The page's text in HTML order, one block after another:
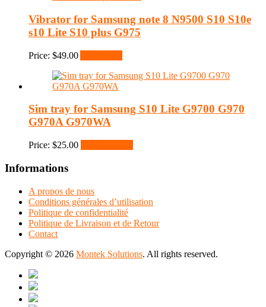
Vibrator for Samsung note 8 N9500 S10 S10e
s10 Lite S10 plus G975
Price: $49.00
Sim tray for Samsung S10 Lite G9700 G970
G970A G970WA
Price: $25.00
Informations
A propos de nous
Conditions générales d’utilisation
Politique de confidentialité
Politique de Livraison et de Retour
Contact
Copyright © 2026 Montek Solutions. All rights reserved.